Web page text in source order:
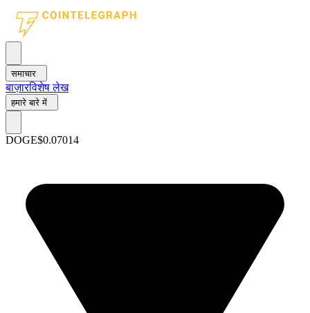
समाचार
बाज़ारविशेष लेख
हमारे बारे में
DOGE$0.07014